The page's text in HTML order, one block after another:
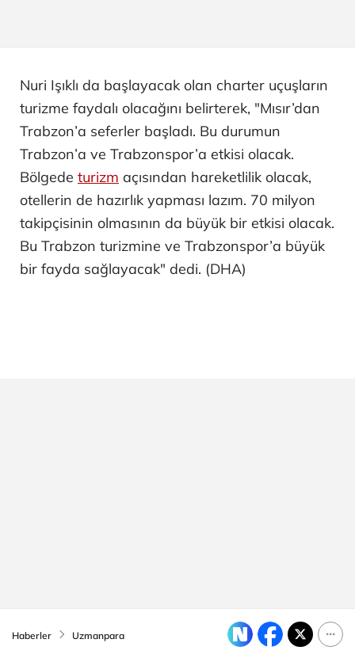
Nuri Işıklı da başlayacak olan charter uçuşların
turizme faydalı olacağını belirterek, "Mısır’dan
Trabzon’a seferler başladı. Bu durumun
Trabzon’a ve Trabzonspor’a etkisi olacak.
Bölgede turizm açısından hareketlilik olacak,
otellerin de hazırlık yapması lazım. 70 milyon
takipçisinin olmasının da büyük bir etkisi olacak.
Bu Trabzon turizmine ve Trabzonspor’a büyük
bir fayda sağlayacak" dedi. (DHA)
Haberler Uzmanpara